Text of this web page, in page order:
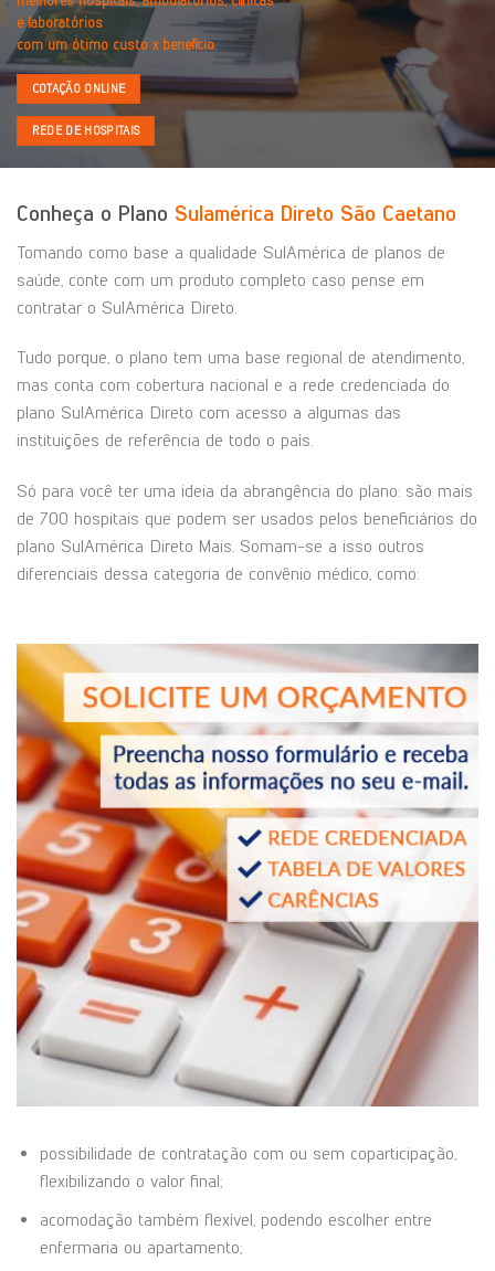
e laboratórios
com um ótimo custo x benefício.
COTAÇÃO ONLINE
REDE DE HOSPITAIS
Conheça o Plano Sulamérica Direto São Caetano
Tomando como base a qualidade SulAmérica de planos de
saúde, conte com um produto completo caso pense em
contratar o SulAmérica Direto.
Tudo porque, o plano tem uma base regional de atendimento,
mas conta com cobertura nacional e a rede credenciada do
plano SulAmérica Direto com acesso a algumas das
instituições de referência de todo o país.
Só para você ter uma ideia da abrangência do plano: são mais
de 700 hospitais que podem ser usados pelos beneficiários do
plano SulAmérica Direto Mais. Somam-se a isso outros
diferenciais dessa categoria de convênio médico, como:
possibilidade de contratação com ou sem coparticipação,
flexibilizando o valor final;
acomodação também flexível, podendo escolher entre
enfermaria ou apartamento;